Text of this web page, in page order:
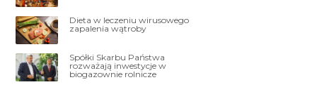
Dieta w leczeniu wirusowego
zapalenia wątroby
Spółki Skarbu Państwa
rozważają inwestycje w
biogazownie rolnicze